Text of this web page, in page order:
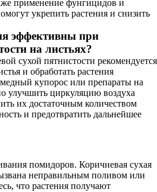
применение фунгицидов и
укрепить растения и снизить
эффективны при
на листьях?
сухой пятнистости рекомендуется
и обработать растения
купорос или препараты на
улучшить циркуляцию воздуха
их достаточным количеством
и предотвратить дальнейшее
помидоров. Коричневая сухая
неправильным поливом или
что растения получают